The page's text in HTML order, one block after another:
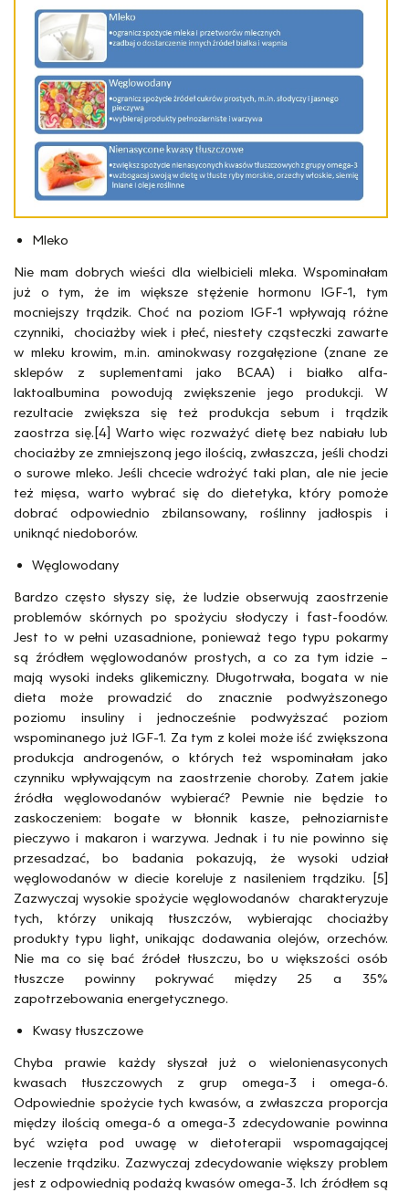
Mleko
Nie mam dobrych wieści dla wielbicieli mleka. Wspominałam
już o tym, że im większe stężenie hormonu IGF-1, tym
mocniejszy trądzik. Choć na poziom IGF-1 wpływają różne
czynniki, chociażby wiek i płeć, niestety cząsteczki zawarte
w mleku krowim, m.in. aminokwasy rozgałęzione (znane ze
sklepów z suplementami jako BCAA) i białko alfa-
laktoalbumina powodują zwiększenie jego produkcji. W
rezultacie zwiększa się też produkcja sebum i trądzik
zaostrza się.[4] Warto więc rozważyć dietę bez nabiału lub
chociażby ze zmniejszoną jego ilością, zwłaszcza, jeśli chodzi
o surowe mleko. Jeśli chcecie wdrożyć taki plan, ale nie jecie
też mięsa, warto wybrać się do dietetyka, który pomoże
dobrać odpowiednio zbilansowany, roślinny jadłospis i
uniknąć niedoborów.
Węglowodany
Bardzo często słyszy się, że ludzie obserwują zaostrzenie
problemów skórnych po spożyciu słodyczy i fast-foodów.
Jest to w pełni uzasadnione, ponieważ tego typu pokarmy
są źródłem węglowodanów prostych, a co za tym idzie –
mają wysoki indeks glikemiczny. Długotrwała, bogata w nie
dieta może prowadzić do znacznie podwyższonego
poziomu insuliny i jednocześnie podwyższać poziom
wspominanego już IGF-1. Za tym z kolei może iść zwiększona
produkcja androgenów, o których też wspominałam jako
czynniku wpływającym na zaostrzenie choroby. Zatem jakie
źródła węglowodanów wybierać? Pewnie nie będzie to
zaskoczeniem: bogate w błonnik kasze, pełnoziarniste
pieczywo i makaron i warzywa. Jednak i tu nie powinno się
przesadzać, bo badania pokazują, że wysoki udział
węglowodanów w diecie koreluje z nasileniem trądziku. [5]
Zazwyczaj wysokie spożycie węglowodanów charakteryzuje
tych, którzy unikają tłuszczów, wybierając chociażby
produkty typu light, unikając dodawania olejów, orzechów.
Nie ma co się bać źródeł tłuszczu, bo u większości osób
tłuszcze powinny pokrywać między 25 a 35%
zapotrzebowania energetycznego.
Kwasy tłuszczowe
Chyba prawie każdy słyszał już o wielonienasyconych
kwasach tłuszczowych z grup omega-3 i omega-6.
Odpowiednie spożycie tych kwasów, a zwłaszcza proporcja
między ilością omega-6 a omega-3 zdecydowanie powinna
być wzięta pod uwagę w dietoterapii wspomagającej
leczenie trądziku. Zazwyczaj zdecydowanie większy problem
jest z odpowiednią podażą kwasów omega-3. Ich źródłem są